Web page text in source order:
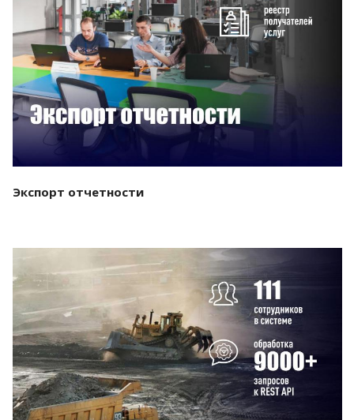
Смотреть проект
Экспорт отчетности
Смотреть проект